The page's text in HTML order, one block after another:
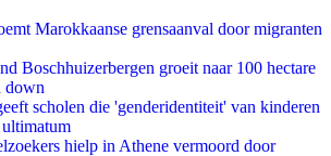
Marokkaanse grensaanval door migranten
Boschhuizerbergen groeit naar 100 hectare
down
scholen die 'genderidentiteit' van kinderen
hielp in Athene vermoord door